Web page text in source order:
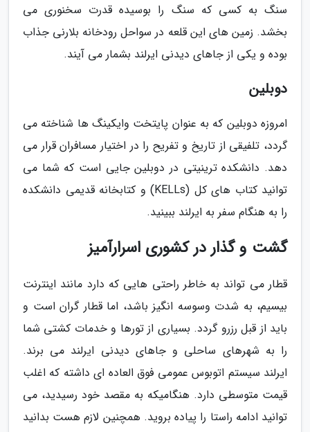
سنگ به کسی که سنگ را بوسیده قدرت سخنوری می
بخشد. زمین های این قلعه در سواحل رودخانه بلارنی جذاب
بوده و یکی از جاهای دیدنی ایرلند بشمار می آیند.
دوبلین
امروزه دوبلین که به عنوان پایتخت وایکینگ ها شناخته می
گردد، تلفیقی از تاریخ و تفریح را در اختیار مسافران قرار می
دهد. دانشکده ترینیتی در دوبلین جایی است که شما می
توانید کتاب های کل (KELLs) و کتابخانه قدیمی دانشکده
را به هنگام سفر به ایرلند ببینید.
گشت و گذار در کشوری اسرارآمیز
قطار می تواند به خاطر راحتی هایی که دارد مانند اینترنت
بیسیم، به شدت وسوسه انگیز باشد، اما قطار گران است و
باید از قبل رزرو گردد. بسیاری از تورها و خدمات کشتی شما
را به شهرهای ساحلی و جاهای دیدنی ایرلند می برند.
ایرلند سیستم اتوبوس عمومی فوق العاده ای داشته که اغلب
قیمت متوسطی دارد. هنگامیکه به مقصد خود رسیدید، می
توانید ادامه راستا را پیاده بروید. همچنین لازم هست بدانید